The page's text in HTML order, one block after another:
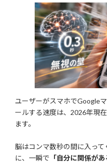
ユーザーがスマホでGoogle
ールする速度は、2026年現
ます。
脳はコンマ数秒の間に入っ
に、一瞬で 「自分に関係があ